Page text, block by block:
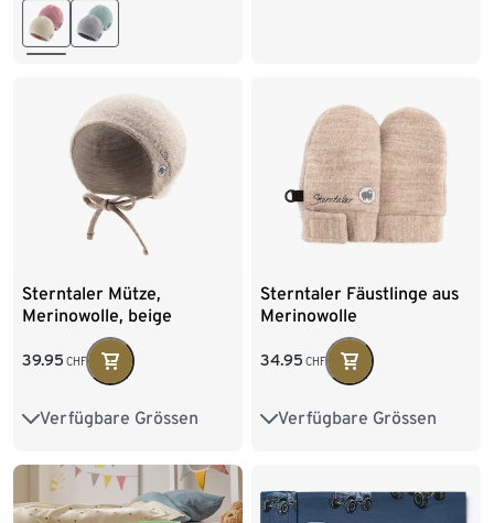
Sterntaler Mütze,
Merinowolle, beige
39.95 CHF
Verfügbare Grössen
37 39 41 43
45
Sterntaler Fäustlinge aus
Merinowolle
34.95 CHF
Verfügbare Grössen
0 1